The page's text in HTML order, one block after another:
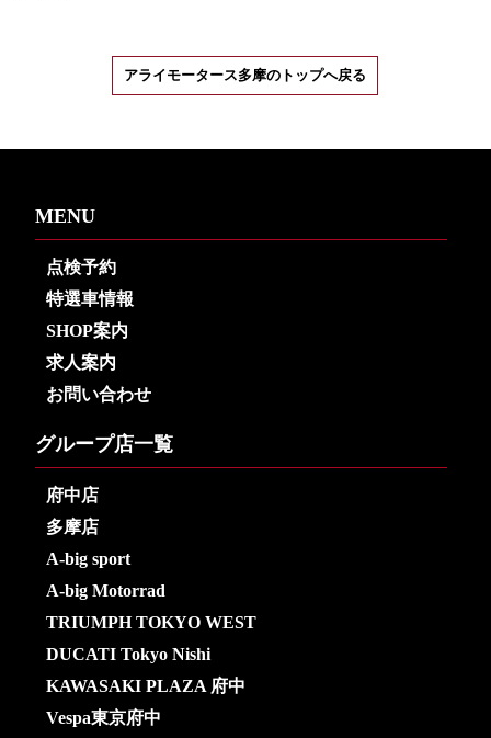
アライモータース多摩のトップへ戻る
MENU
点検予約
特選車情報
SHOP案内
求人案内
お問い合わせ
グループ店一覧
府中店
多摩店
A-big sport
A-big Motorrad
TRIUMPH TOKYO WEST
DUCATI Tokyo Nishi
KAWASAKI PLAZA 府中
Vespa東京府中